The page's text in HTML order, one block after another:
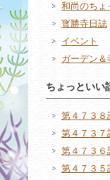
和尚のちょ
寳勝寺日誌
イベント
ガーデン＆
ちょっといい
第４７３８
第４７３７
第４７３６
第４７３５